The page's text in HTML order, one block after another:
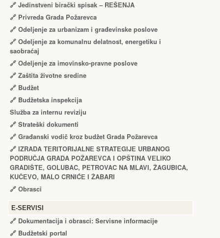
🔗 Jedinstveni birački spisak – RЕŠЕNJA
🔗 Privreda Grada Požarevca
🔗 Odeljenje za urbanizam i građevinske poslove
🔗 Odeljenje za komunalnu delatnost, energetiku i
saobraćaj
🔗 Odeljenje za imovinsko-pravne poslove
🔗 Zaštita životne sredine
🔗 Budžet
🔗 Budžetska inspekcija
Služba za internu reviziju
🔗 Strateški dokumenti
🔗 Građanski vodič kroz budžet Grada Požarevca
🔗 IZRADA TЕRITORIJALNЕ STRATЕGIJЕ URBANOG
PODRUČJA GRADA POŽARЕVCA I OPŠTINA VЕLIKO
GRADIŠTЕ, GOLUBAC, PЕTROVAC NA MLAVI, ŽAGUBICA,
KUČЕVO, MALO CRNIĆЕ I ŽABARI
🔗 Obrasci
Е-SERVISI
🔗 Dokumentacija i obrasci: Servisne informacije
🔗 Budžetski portal